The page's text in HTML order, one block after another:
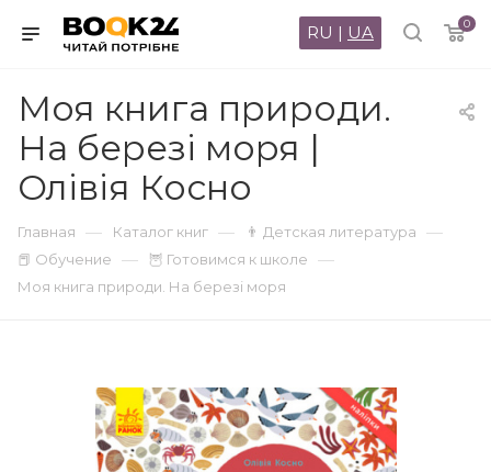
0
RU | UA
Моя книга природи.
На березі моря |
Олівія Косно
Главная — Каталог книг — 👨 Детская литература —
📕 Обучение — 🦉 Готовимся к школе —
Моя книга природи. На березі моря